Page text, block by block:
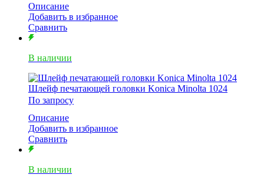
Описание
Добавить в избранное
Сравнить
В наличии
Шлейф печатающей головки Koniсa Minolta 1024
По запросу
Описание
Добавить в избранное
Сравнить
В наличии